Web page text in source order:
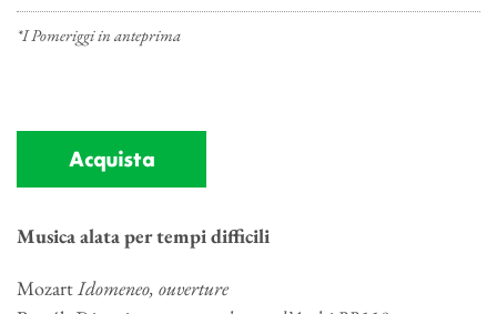
*I Pomeriggi in anteprima
Acquista
Musica alata per tempi difficili
MozartIdomeneo, ouverture